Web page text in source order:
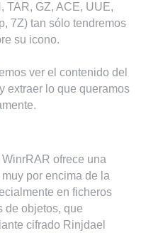
TAR, GZ, ACE, UUE,
7Z) tan sólo tendremos
su icono.
ver el contenido del
extraer lo que queramos
ofrece una
por encima de la
en ficheros
de objetos, que
cifrado Rinjdael